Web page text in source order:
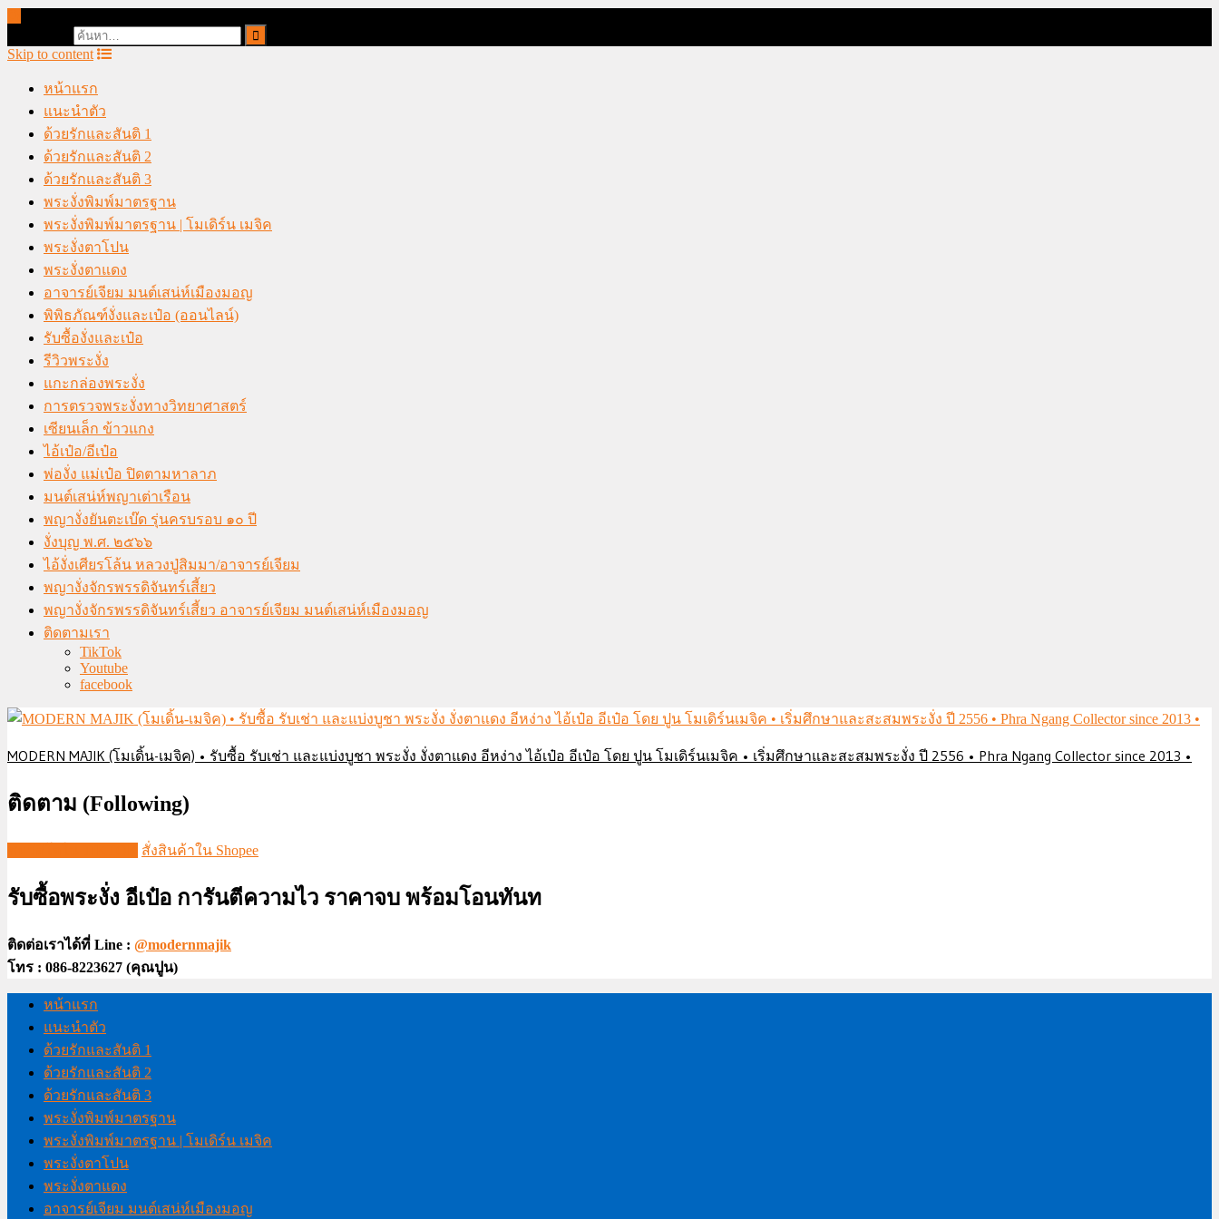
Skip to content
หน้าแรก
แนะนำตัว
ด้วยรักและสันติ 1
ด้วยรักและสันติ 2
ด้วยรักและสันติ 3
พระงั่งพิมพ์มาตรฐาน
พระงั่งพิมพ์มาตรฐาน | โมเดิร์น เมจิค
พระงั่งตาโปน
พระงั่งตาแดง
อาจารย์เจียม มนต์เสน่ห์เมืองมอญ
พิพิธภัณฑ์งั่งและเป๋อ (ออนไลน์)
รับซื้องั่งและเป๋อ
รีวิวพระงั่ง
แกะกล่องพระงั่ง
การตรวจพระงั่งทางวิทยาศาสตร์
เซียนเล็ก ข้าวแกง
ไอ้เป๋อ/อีเป๋อ
พ่องั่ง แม่เป๋อ ปิดตามหาลาภ
มนต์เสน่ห์พญาเต่าเรือน
พญางั่งยันตะเบ๊ด รุ่นครบรอบ ๑๐ ปี
งั่งบุญ พ.ศ. ๒๕๖๖
ไอ้งั่งเศียรโล้น หลวงปู่สิมมา/อาจารย์เจียม
พญางั่งจักรพรรดิจันทร์เสี้ยว
พญางั่งจักรพรรดิจันทร์เสี้ยว อาจารย์เจียม มนต์เสน่ห์เมืองมอญ
ติดตามเรา
TikTok
Youtube
facebook
MODERN MAJIK (โมเดิ้น-เมจิค) • รับซื้อ รับเช่า และแบ่งบูชา พระงั่ง งั่งตาแดง อีหง่าง ไอ้เป๋อ อีเป๋อ โดย ปูน โมเดิร์นเมจิค • เริ่มศึกษาและสะสมพระงั่ง ปี 2556 • Phra Ngang Collector since 2013 •
ติดตาม (Following)
สั่งสินค้าใน Shopee
รับซื้อพระงั่ง อีเป๋อ การันตีความไว ราคาจบ พร้อมโอนทันท
ติดต่อเราได้ที่ Line : @modernmajik
โทร : 086-8223627 (คุณปูน)
หน้าแรก
แนะนำตัว
ด้วยรักและสันติ 1
ด้วยรักและสันติ 2
ด้วยรักและสันติ 3
พระงั่งพิมพ์มาตรฐาน
พระงั่งพิมพ์มาตรฐาน | โมเดิร์น เมจิค
พระงั่งตาโปน
พระงั่งตาแดง
อาจารย์เจียม มนต์เสน่ห์เมืองมอญ